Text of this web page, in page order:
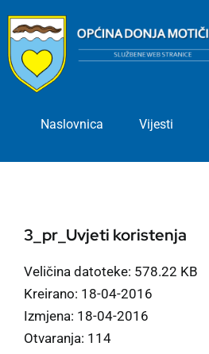
content
Naslovnica Vijesti
3_pr_Uvjeti koristenja
Veličina datoteke: 578.22 KB
Kreirano: 18-04-2016
Izmjena: 18-04-2016
Otvaranja: 114